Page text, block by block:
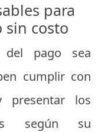
para
sin costo
del pago sea
cumplir con
presentar los
según su